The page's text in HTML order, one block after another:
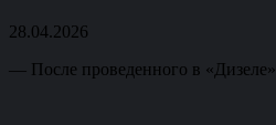
28.04.2026
— После проведенного в «Дизеле»